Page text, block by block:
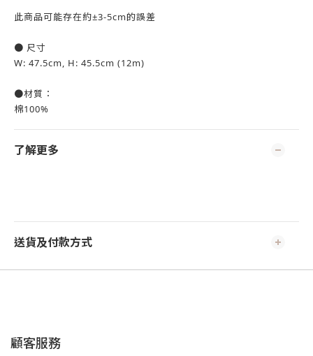
此商品可能存在約±3-5cm的誤差
● 尺寸
W: 47.5cm, H: 45.5cm (12m)
●材質：
棉100%
了解更多
送貨及付款方式
顧客服務